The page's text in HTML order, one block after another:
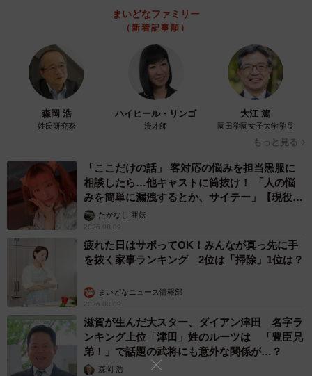
まいどなファミリー
（新着記事順）
森岡 浩
姓氏研究家
ハイヒール・リンゴ
漫才師
大江 篤
園田学園女子大学学長
もっと見る
「ここだけの話」 客対応の悩みを担当黒服に
相談したら…他キャストに筒抜け！ 「人の悩
みを簡単に漏洩するとか、サイテー」【現役キ
ャストに取材】
たかなし 亜妖
2026.08.09
疲れた日はサボってOK！みんなが真っ先に手
を抜く家事ランキング 2位は「掃除」1位は？
まいどなニュース情報部
2026.08.09
滋賀が生んだ大スター、ダイアン津田 名字ラ
ンキング上位「津田」姓のルーツは 「豊臣兄
弟！」で話題の武将にも意外な関係が…？
森岡 浩